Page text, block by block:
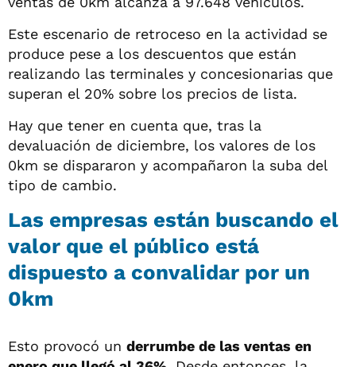
Este escenario de retroceso en la actividad se
produce pese a los descuentos que están
realizando las terminales y concesionarias que
superan el 20% sobre los precios de lista.
Hay que tener en cuenta que, tras la
devaluación de diciembre, los valores de los
0km se dispararon y acompañaron la suba del
tipo de cambio.
Las empresas están buscando el
valor que el público está
dispuesto a convalidar por un
0km
Esto provocó un derrumbe de las ventas en